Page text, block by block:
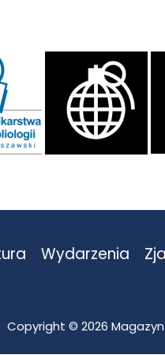
Wydarzenia
Copyright © 2026 Magazyn